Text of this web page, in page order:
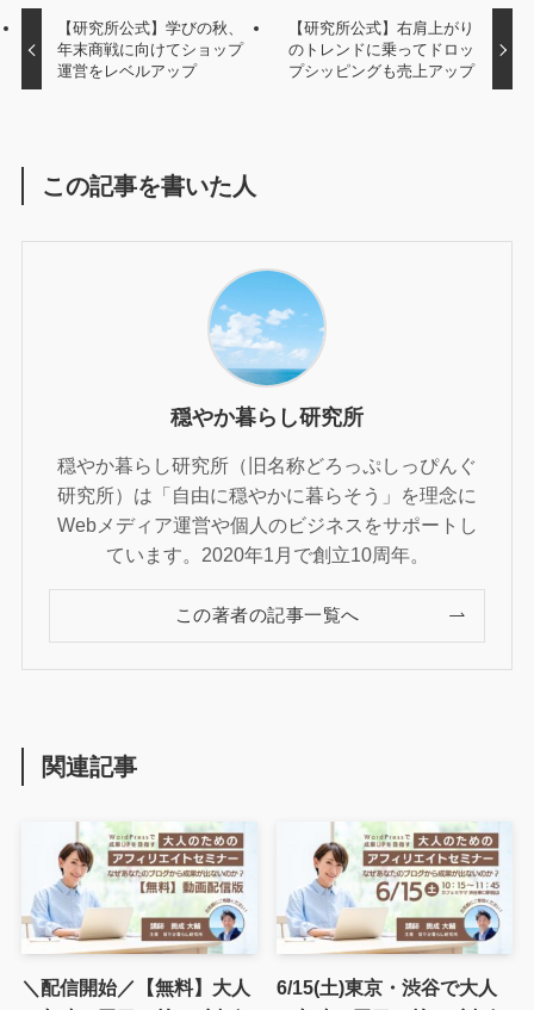
【研究所公式】学びの秋、
年末商戦に向けてショップ
運営をレベルアップ
【研究所公式】右肩上がり
のトレンドに乗ってドロッ
プシッピングも売上アップ
この記事を書いた人
穏やか暮らし研究所
穏やか暮らし研究所（旧名称どろっぷしっぴんぐ
研究所）は「自由に穏やかに暮らそう」を理念に
Webメディア運営や個人のビジネスをサポートし
ています。2020年1月で創立10周年。
この著者の記事一覧へ
関連記事
＼配信開始／【無料】大人
6/15(土)東京・渋谷で大人